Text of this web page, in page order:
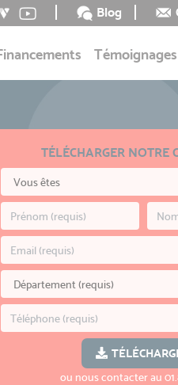
Blog
Témoignages
TÉLÉCHARGER NOTRE
ou nous contacter au